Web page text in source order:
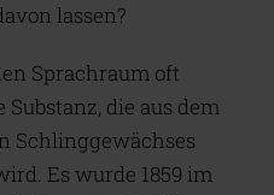
lassen?
Sprachraum oft
Substanz, die aus dem
Schlinggewächses
Es wurde 1859 im